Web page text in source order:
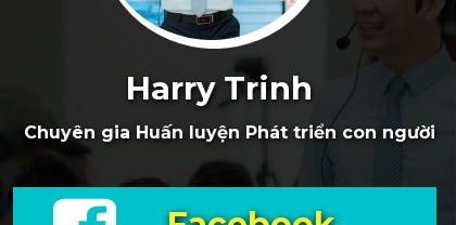
Harry Trinh
Chuyên gia Huấn luyện Phát triển con người